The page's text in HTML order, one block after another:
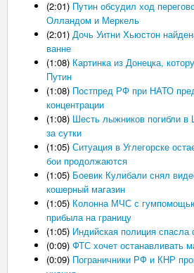
(2:01) Путин обсудил ход
Олландом и Меркель
(2:01) Дочь Уитни Хьюстон
ванне
(1:08) Картинка из Донецка,
Путин
(1:08) Постпред РФ при НАТО
концентрации
(1:08) Шесть лыжников погибли в
за сутки
(1:05) Ситуация в Углегорске
бои продолжаются
(1:05) Боевик Кулибали снял
кошерный магазин
(1:05) Колонна МЧС с
прибыла на границу
(1:05) Индийская полиция спасла
(0:09) ФТС хочет останавливать
(0:09) Пограничники РФ и КНР